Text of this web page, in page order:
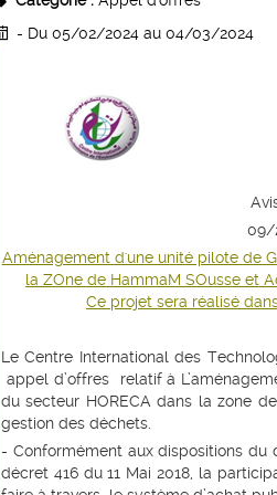
- Du 05/02/2024 au 04/03/2024
09/
Aménagement d'une unité pilote de
la ZOne de HammaM SOusse et
Ce projet sera réalisé
Le Centre International des
appel d’offres relatif à
du secteur HORECA dans la zone de
gestion des déchets
- Conformément aux dispositions du
décret 416 du 11 Mai 2018 , la